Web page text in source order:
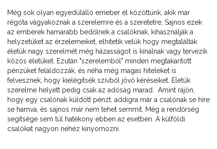
Még sok olyan egyedülálló emeber él közöttünk, akik már
régóta vágyakoznak a szerelemre és a szeretetre, Sajnos ezek
az emberek hamarabb bedőlnek a csalóknak, kihasználják a
helyzetüket az érzelemeiket, elhitetik velük hogy megtalálták
életük nagy szerelmét még házasságot is kínálnak vagy tervezik
közös életüket. Ezután "szerelemből" minden megtakarított
pénzüket feláldozzák, és néha még magas hiteleket is
felvesznek, hogy kielégítsék szívből jövő kéréseiket. Életük
szerelme helyett pedig csak az adóság marad. Amint rájön,
hogy egy csalónak küldött pénzt, addigra már a csalónak se híre
se hamva, és sajnos már nem tehet semmit. Még a rendőrség
segítsége sem túl hatékony ebben az esetben. A külföldi
csalókat nagyon nehéz kinyomozni.